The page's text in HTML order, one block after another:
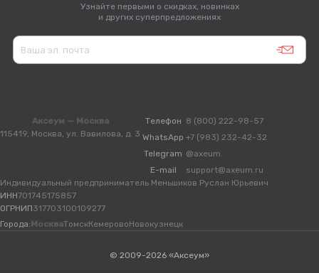
Узнайте первыми о скидках, новинках
и других суперпредложениях
Аксеум — Москва
115419, Москва, ул. Вавилова, д. 3
Телефон 8 (800) 222-98-57
WhatsApp +7 (983) 232-42-32
Telegram @axeum
E-mail
support@axeum.ru
Индивидуальный предприниматель Меньшиков Руслан Юрьевич
ИНН701745175857
ОГРНИП317703100109277
Города: МоскваТомскКемеровоНовокузнецк
© 2009-2026 «Аксеум»